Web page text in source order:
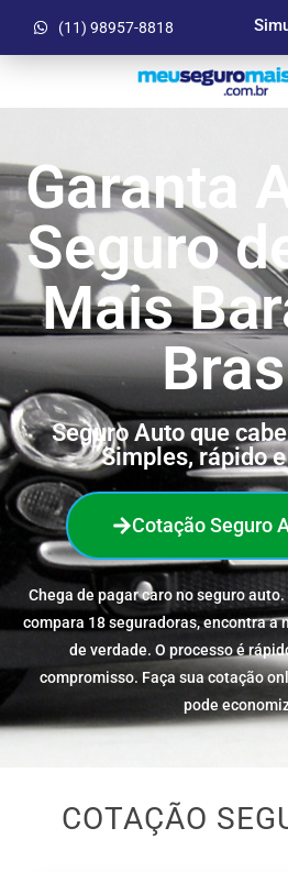
(11) 98957-8818
Garanta
Seguro
Mais
Seguro Auto que
Simples, rápido
Cotação Seguro
Chega de pagar caro no seguro
compara 18 seguradoras, encontra a
de verdade. O processo é
compromisso. Faça sua cotação
pode
COTAÇÃO